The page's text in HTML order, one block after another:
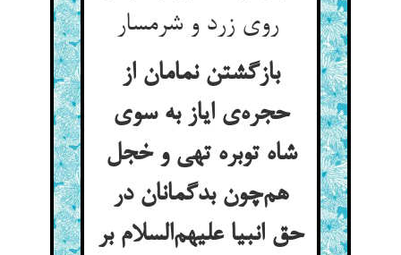
روی زرد و شرمسار
بازگشتن نمامان از
حجره‌ی ایاز به سوی
شاه توبره تهی و خجل
هم‌چون بدگمانان در
حق انبیا علیهم‌السلام بر